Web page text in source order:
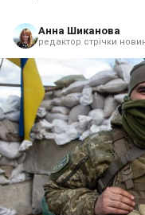
Анна Шиканова
редактор стрічки